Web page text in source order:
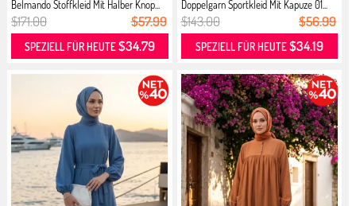
Belmando Stoffkleid Mit Halber Knop...
$171.00 $57.99
SPEZIELL FÜR HEUTE$34.79
Doppelgarn Sportkleid Mit Kapuze 01...
$143.00 $56.99
SPEZIELL FÜR HEUTE$34.19